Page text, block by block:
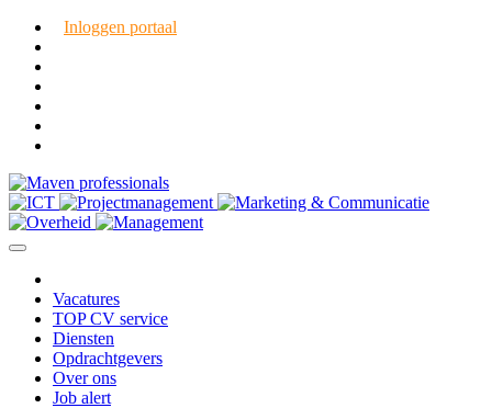
Inloggen portaal
Vacatures
TOP CV service
Diensten
Opdrachtgevers
Over ons
Job alert